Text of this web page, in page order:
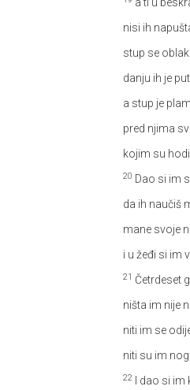
nisi ih
stup se
danju ih je
a stup je
pred njima
kojim su
20 Dao si im
da ih naučiš
mane svoje
i u žeđi si im
21 Četrdeset
ništa im nije
niti im se
niti su im
22
I dao si